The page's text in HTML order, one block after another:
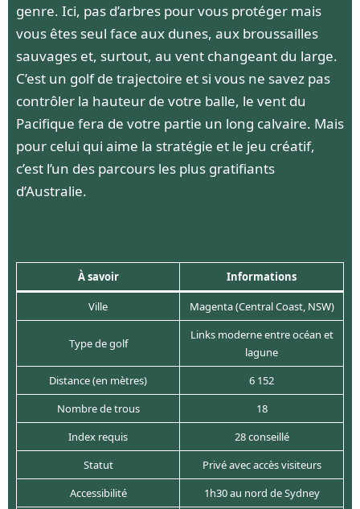
genre. Ici, pas d’arbres pour vous protéger mais
vous êtes seul face aux dunes, aux broussailles
sauvages et, surtout, au vent changeant du large.
C’est un golf de trajectoire et si vous ne savez pas
contrôler la hauteur de votre balle, le vent du
Pacifique fera de votre partie un long calvaire. Mais
pour celui qui aime la stratégie et le jeu créatif,
c’est l’un des parcours les plus gratifiants
d’Australie.
À savoir Informations
Ville Magenta (Central Coast, NSW)
Type de golf
Links moderne entre océan et
lagune
Distance (en mètres)
6 152
Nombre de trous
18
Index requis
28 conseillé
Statut
Privé avec accès visiteurs
Accessibilité
1h30 au nord de Sydney